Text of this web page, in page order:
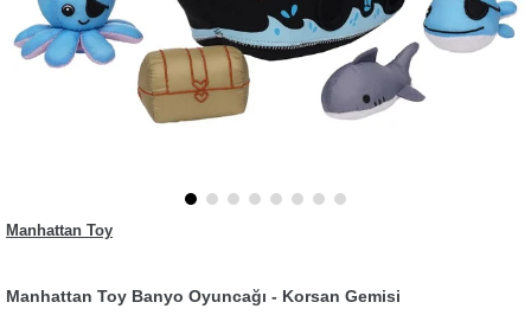
Manhattan Toy
Manhattan Toy Banyo Oyuncağı - Korsan Gemisi